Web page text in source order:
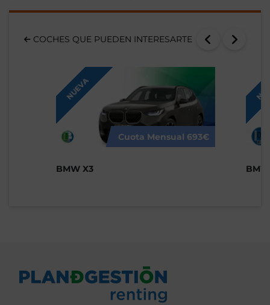
COCHES QUE PUEDEN INTERESARTE
NUEVA
Cuota Mensual 693€
BMW X3